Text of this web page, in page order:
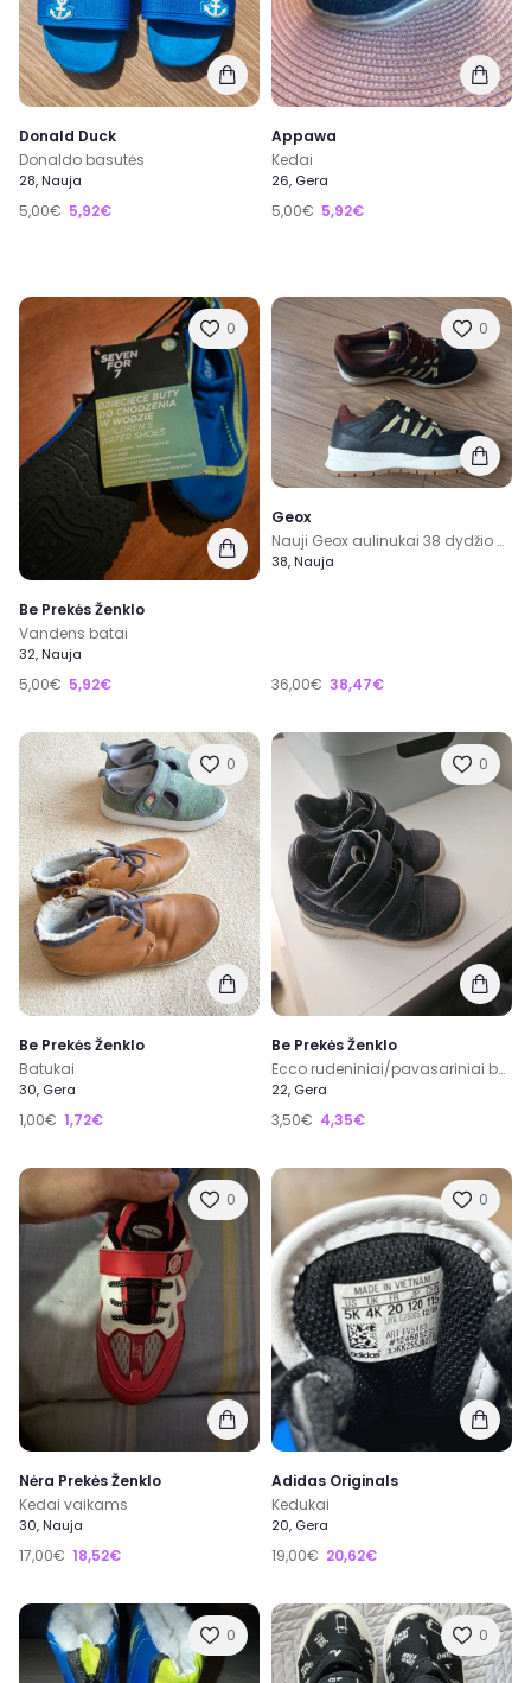
Donald Duck
Donaldo basutės
28, Nauja
5,00€ 5,92€
Appawa
Kedai
26, Gera
5,00€ 5,92€
0
Be Prekės Ženklo
Vandens batai
32, Nauja
5,00€ 5,92€
0
Geox
Nauji Geox aulinukai 38 dydžio berniukui
38, Nauja
36,00€ 38,47€
0
Be Prekės Ženklo
Batukai
30, Gera
1,00€ 1,72€
0
Be Prekės Ženklo
Ecco rudeniniai/pavasariniai batai
22, Gera
3,50€ 4,35€
0
Nėra Prekės Ženklo
Kedai vaikams
30, Nauja
17,00€ 18,52€
0
Adidas Originals
Kedukai
20, Gera
19,00€ 20,62€
0 0